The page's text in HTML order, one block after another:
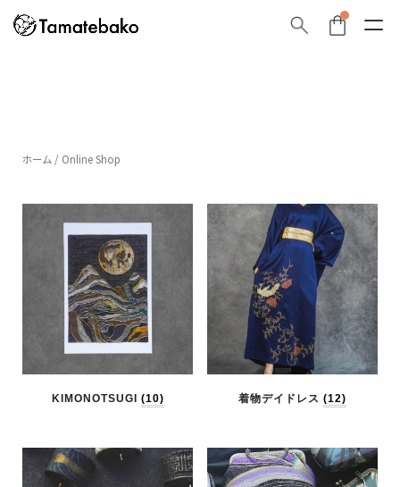
ホーム / Online Shop
KIMONOTSUGI (10) 着物デイドレス (12)